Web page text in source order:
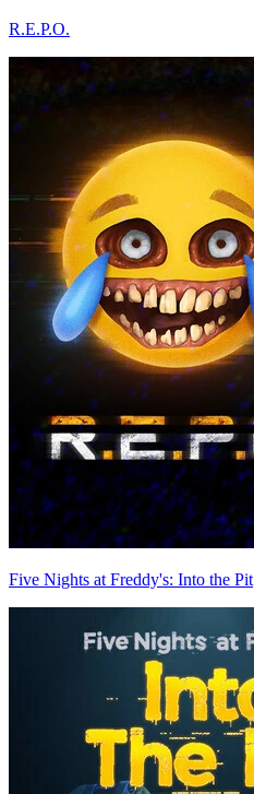
R.E.P.O.
Five Nights at Freddy's: Into the Pit